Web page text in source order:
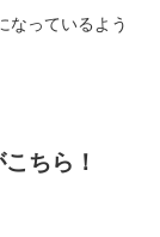
なっているよう
ちら！